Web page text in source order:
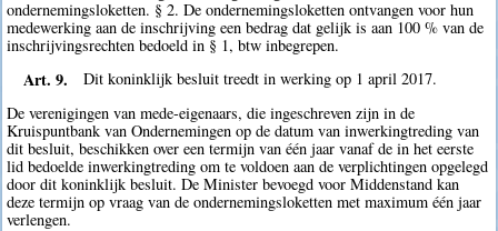
ondernemingsloketten. § 2. De ondernemingsloketten ontvangen voor hun
medewerking aan de inschrijving een bedrag dat gelijk is aan 100 % van de
inschrijvingsrechten bedoeld in § 1, btw inbegrepen.
Art. 9.
Dit koninklijk besluit treedt in werking op 1 april 2017.
De verenigingen van mede-eigenaars, die ingeschreven zijn in de
Kruispuntbank van Ondernemingen op de datum van inwerkingtreding van
dit besluit, beschikken over een termijn van één jaar vanaf de in het eerste
lid bedoelde inwerkingtreding om te voldoen aan de verplichtingen opgelegd
door dit koninklijk besluit. De Minister bevoegd voor Middenstand kan
deze termijn op vraag van de ondernemingsloketten met maximum één jaar
verlengen.